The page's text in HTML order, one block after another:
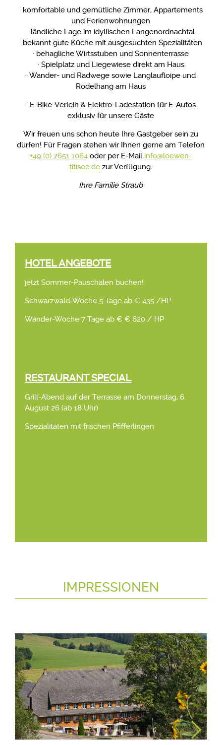
· komfortable und gemütliche Zimmer, Appartements
und Ferienwohnungen
· ländliche Lage im idyllischen Langenordnachtal
· bekannt gute Küche mit ausgesuchten Spezialitäten
· behagliche Wirtsstuben und Sonnenterrasse
· Spielplatz und Liegewiese direkt am Haus
· Wander- und Radwege sowie Langlaufloipe und
Rodelhang am Haus
· E-Bike-Verleih & Elektro-Ladestation für E-Autos
exklusiv für unsere Gäste
Wir freuen uns schon heute Ihre Gastgeber sein zu
dürfen! Für Fragen stehen wir Ihnen gerne am Telefon
+49 (0) 7651 1064 oder per E-Mail info@loewen-
titisee.de zur Verfügung.
Ihre Familie Straub
HOTELANGEBOTE
jetzt Sommer-Pauschalen buchen!
Schwarzwald-Woche 5 Tage ab € 435 /HP
Wander-Woche 7 Tage ab € € 620 / HP
RESTAURANT SPECIAL
Grill-Abend auf der Terrasse am Donnerstag, 6.
August 26 (ab 18 Uhr)
Spezialitäten mit frischen Pfifferlingen
IMPRESSIONEN